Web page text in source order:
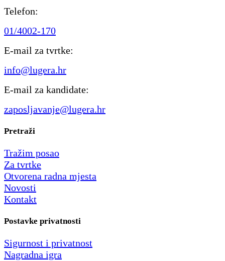
Telefon:
01/4002-170
E-mail za tvrtke:
info@lugera.hr
E-mail za kandidate:
zaposljavanje@lugera.hr
Pretraži
Tražim posao
Za tvrtke
Otvorena radna mjesta
Novosti
Kontakt
Postavke privatnosti
Sigurnost i privatnost
Nagradna igra